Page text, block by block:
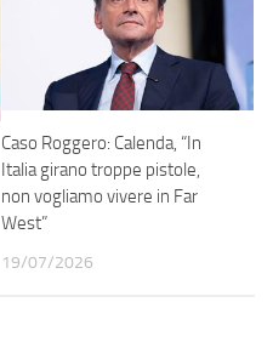
Caso Roggero: Calenda, “In
Italia girano troppe pistole,
non vogliamo vivere in Far
West”
19/07/2026